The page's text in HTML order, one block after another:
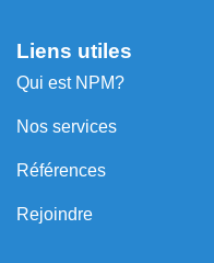
Liens utiles
Qui est NPM?
Nos services
Références
Rejoindre